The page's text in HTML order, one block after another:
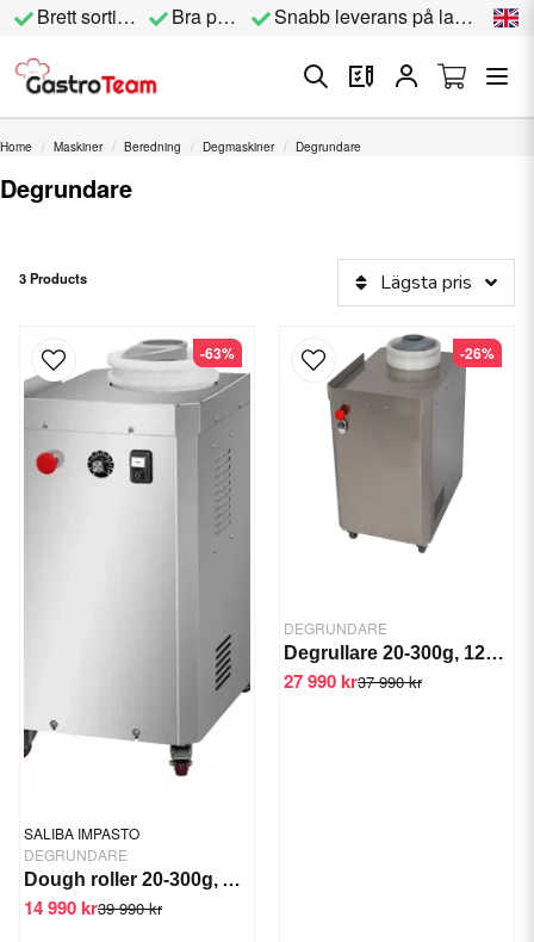
Brett sortiment Bra priser Snabb leverans på lagervara
Home Maskiner Beredning Degmaskiner Degrundare
Degrundare
3 Products Lägsta pris
SALIBA IMPASTO
DEGRUNDARE
Dough roller 20-300g, ARY-300
39 990 kr
14 990 kr
-63%
DEGRUNDARE
Degrullare 20-300g, 1200 bollar/tim.
37 990 kr
27 990 kr
-26%